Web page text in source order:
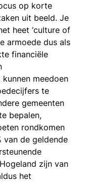
op korte
uit beeld. Je
heet ‘culture of
armoede dus als
financiële
meedoen
te
gemeenten
bepalen,
rondkomen
van de geldende
zijn van
het